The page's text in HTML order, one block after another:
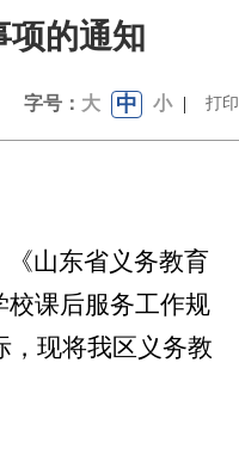
项的通知
字号： 大 中 小 | 打印
山东省义务教育
校课后服务工作规
，现将我区 义务教